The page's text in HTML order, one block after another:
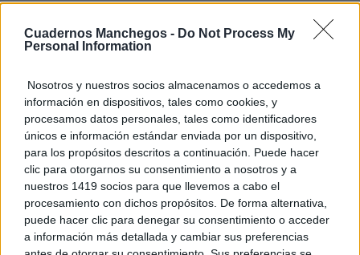
Cuadernos Manchegos - Do Not Process My
Personal Information
Nosotros y nuestros socios almacenamos o accedemos a
información en dispositivos, tales como cookies, y
procesamos datos personales, tales como identificadores
únicos e información estándar enviada por un dispositivo,
para los propósitos descritos a continuación. Puede hacer
clic para otorgarnos su consentimiento a nosotros y a
nuestros 1419 socios para que llevemos a cabo el
procesamiento con dichos propósitos. De forma alternativa,
puede hacer clic para denegar su consentimiento o acceder
a información más detallada y cambiar sus preferencias
legislativa en materia de Vivienda y Urbanismo en la
que se va a plantear “una reforma integral con el fin
ha remarcado.
Para finalizar, el consejero de Fomento ha destacado
la buena acogida de este proyecto por parte de la
sociedad en general y por los profesionales del sector